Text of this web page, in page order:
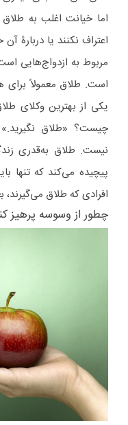
اما خیانت اغلب به
مربوط به ازدواج‌هایی
است. طلاق معمولاً برای
یکی از بهترین وکلای
چیست؟ «طلاق
نیست. طلاق به‌قدری
پیچیده می‌کند که تنها
افرادی که طلاق
چطور از وسوسه پرهیز